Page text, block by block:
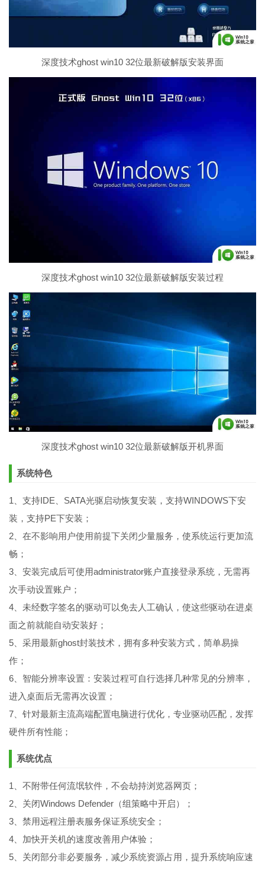
深度技术ghost win10 32位最新破解版安装界面
深度技术ghost win10 32位最新破解版安装过程
深度技术ghost win10 32位最新破解版开机界面
系统特色
1、支持IDE、SATA光驱启动恢复安装，支持WINDOWS下安
装，支持PE下安装；
2、在不影响用户使用前提下关闭少量服务，使系统运行更加流
畅；
3、安装完成后可使用administrator账户直接登录系统，无需再
次手动设置账户；
4、未经数字签名的驱动可以免去人工确认，使这些驱动在进桌
面之前就能自动安装好；
5、采用最新ghost封装技术，拥有多种安装方式，简单易操
作；
6、智能分辨率设置：安装过程可自行选择几种常见的分辨率，
进入桌面后无需再次设置；
7、针对最新主流高端配置电脑进行优化，专业驱动匹配，发挥
硬件所有性能；
系统优点
1、不附带任何流氓软件，不会劫持浏览器网页；
2、关闭Windows Defender（组策略中开启）；
3、禁用远程注册表服务保证系统安全；
4、加快开关机的速度改善用户体验；
5、关闭部分非必要服务，减少系统资源占用，提升系统响应速